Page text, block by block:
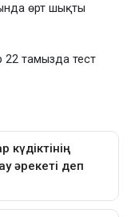
өрт шықты
22 тамызда тест